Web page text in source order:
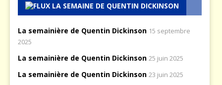
LA SEMAINE DE QUENTIN DICKINSON
La semainière de Quentin Dickinson 15 septembre
2025
La semainière de Quentin Dickinson 25 juin 2025
La semainière de Quentin Dickinson 23 juin 2025